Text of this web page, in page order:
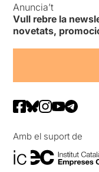
Anuncia’t
Vull rebre la
novetats,
Amb el suport de